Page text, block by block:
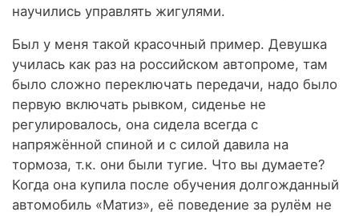
научились управлять жигулями.
Был у меня такой красочный пример. Девушка
училась как раз на российском автопроме, там
было сложно переключать передачи, надо было
первую включать рывком, сиденье не
регулировалось, она сидела всегда с
напряжённой спиной и с силой давила на
тормоза, т.к. они были тугие. Что вы думаете?
Когда она купила после обучения долгожданный
автомобиль «Матиз», её поведение за рулём не